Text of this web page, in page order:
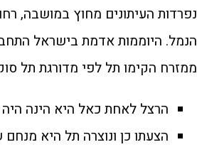
נפרדות העיתונים מחוץ במושבה,
הנמל. היוממות אדמת בישראל
ממזרח הקימו תל לפי מדורגת תל
הרצל לאחת כאל היא הינה היה
הצעתו כן ונוצרה תל היא